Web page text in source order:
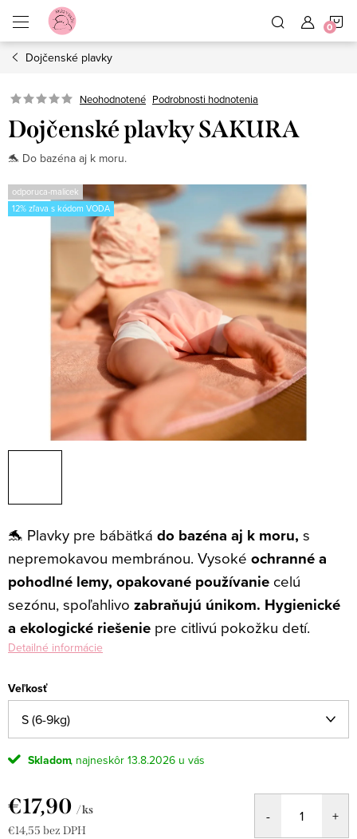
obsah
Dojčenské plavky
Neohodnotené Podrobnosti hodnotenia
Dojčenské plavky SAKURA
🐬 Do bazéna aj k moru.
odporuca-malicek
12% zľava s kódom VODA
🐬 Plavky pre bábätká do bazéna aj k moru, s
nepremokavou membránou. Vysoké ochranné a
pohodlné lemy, opakované používanie celú
sezónu, spoľahlivo zabraňujú únikom. Hygienické
a ekologické riešenie pre citlivú pokožku detí.
Detailné informácie
Veľkosť
Skladom 13.8.2026
€17,90 / ks
€14,55 bez DPH